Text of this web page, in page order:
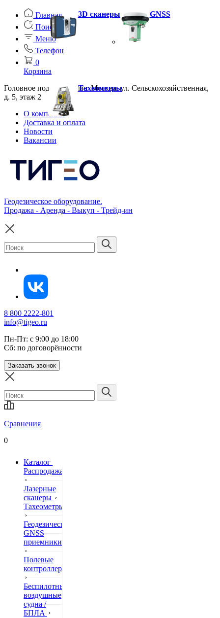
Главная
Поиск
Меню
Телефон
0
Корзина
Головное подразделение: Москва, ул. Сельскохозяйственная,
д. 5, этаж 2
О компании
Доставка и оплата
Новости
Вакансии
Геодезическое оборудование.
Продажа - Аренда - Выкуп - Трейд-ин
8 800 2222-801
info@tigeo.ru
Пн-Пт: с 9:00 до 18:00
Сб: по договорённости
Заказать звонок
Сравнения
0
Каталог
Распродажа
Лазерные
сканеры
Тахеометры
Геодезические
GNSS
приемники
Полевые
контроллеры
Беспилотные
воздушные
судна /
БПЛА
3D сканеры GNSS
Тахеометры